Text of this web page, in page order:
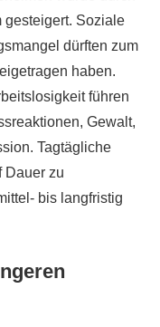
gesteigert. Soziale
dürften zum
haben.
führen
Gewalt,
Tagtägliche
Dauer zu
bis langfristig